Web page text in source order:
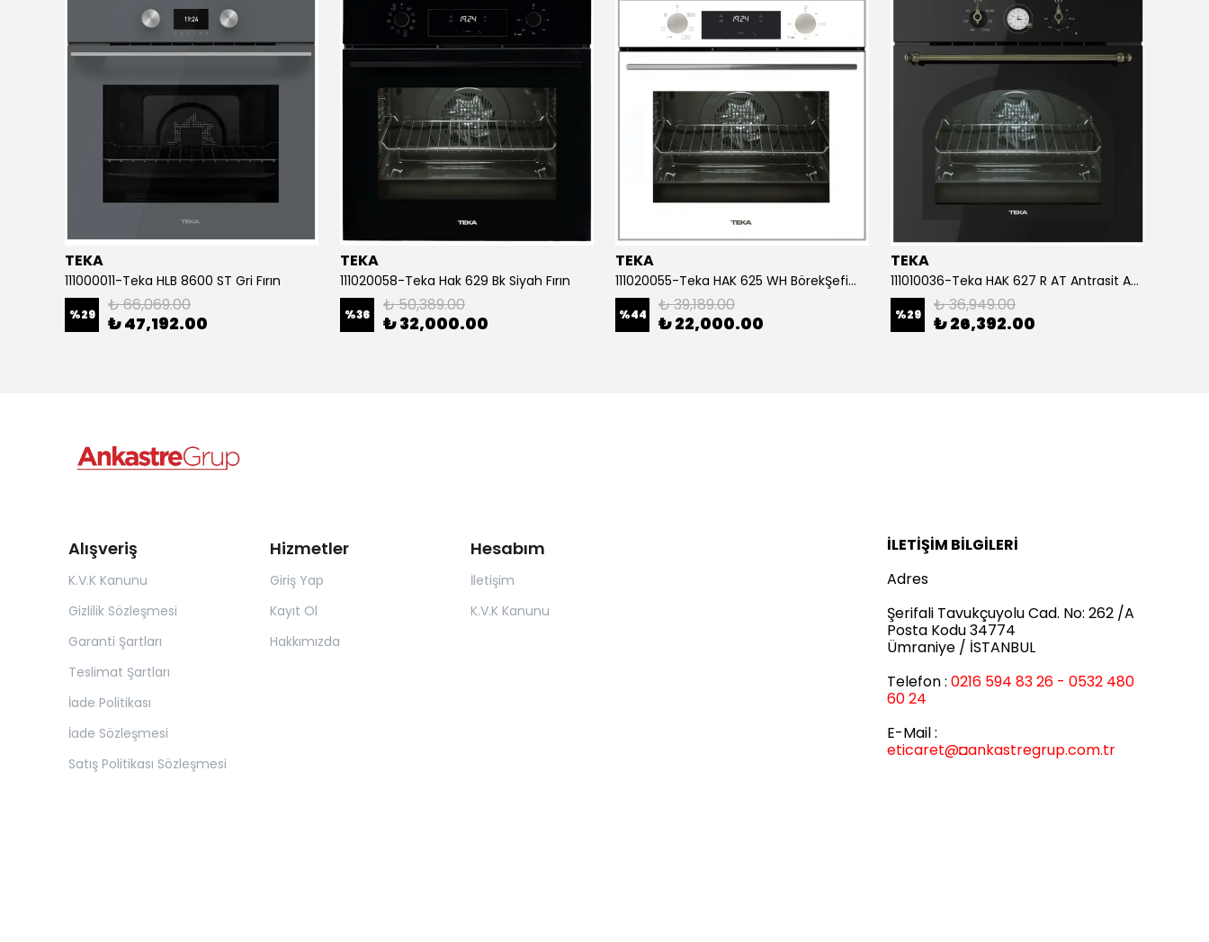
TEKA
111000011-Teka HLB 8600 ST Gri Fırın
%29 ₺ 66,069.00
₺ 47,192.00
TEKA
111020058-Teka Hak 629 Bk Siyah Fırın
%36 ₺ 50,389.00
₺ 32,000.00
TEKA
111020055-Teka HAK 625 WH BörekŞefim Beyaz Fırın
%44 ₺ 39,189.00
₺ 22,000.00
TEKA
111010036-Teka HAK 627 R AT Antrasit Ankastre Fırın
%29 ₺ 36,949.00
₺ 26,392.00
Alışveriş
K.V.K Kanunu
Gizlilik Sözleşmesi
Garanti Şartları
Teslimat Şartları
İade Politikası
İade Sözleşmesi
Satış Politikası Sözleşmesi
Hizmetler
Giriş Yap
Kayıt Ol
Hakkımızda
Hesabım
İletişim
K.V.K Kanunu
İLETİŞİM BİLGİLERİ
Adres
Şerifali Tavukçuyolu Cad. No: 262 /A
Posta Kodu 34774
Ümraniye / İSTANBUL
Telefon : 0216 594 83 26 - 0532 480
60 24
E-Mail :
eticaret@◘ankastregrup.com.tr